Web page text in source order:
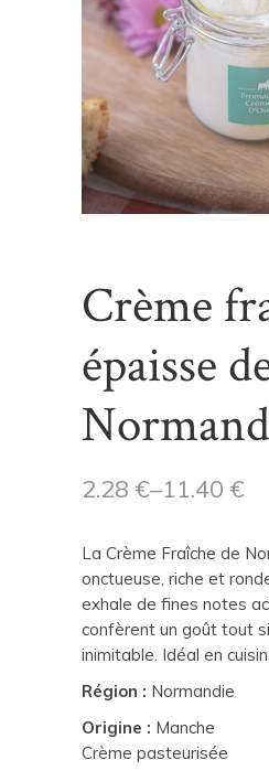
Crème
épaisse
2.28 €–11.40 €
La Crème Fraîche de
onctueuse, riche et
exhale de fines notes
confèrent un goût tout
inimitable. Idéal en
Région : Normandie
Origine : Manche
Crème pasteurisée